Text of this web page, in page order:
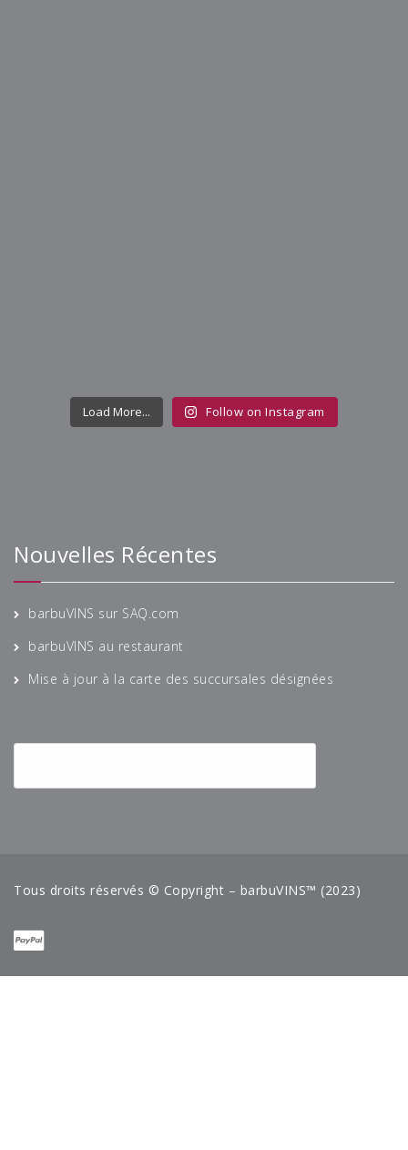
Load More... Follow on Instagram
Nouvelles Récentes
barbuVINS sur SAQ.com
barbuVINS au restaurant
Mise à jour à la carte des succursales désignées
Tous droits réservés © Copyright – barbuVINS™ (2023)